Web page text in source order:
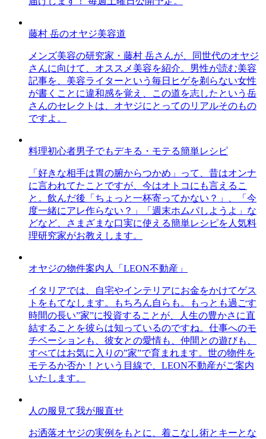
藤村 岳のオヤジ美容道
メンズ美容の研究家・藤村 岳さんが、同世代のオヤジ
さんに向けて、オススメ美容を紹介。男性が読む美容
記事を、美容ライターという毎日ヒゲを剃らない女性
が書くことに違和感を覚え、この道を志したという岳
さんのセレクトは、オヤジにとってのリアルそのもの
ですよ。
料理初心者男子でもデキる・モテる簡単レシピ
「好きな相手は胃の腑からつかめ」って、昔はオンナ
に言われてたことですが、今はオトコにも言えるこ
と。飲んだ後「ちょっと一杯寄ってかない？」、「今
度一緒にアレ作らない？」「週末ホムパしようよ」な
どなど、さまざまな口実に使える簡単レシピを人気料
理研究家がお教えします。
オヤジの物件案内人「LEON不動産」
イタリアでは、自宅やインテリアにお金をかけてゲス
トをもてなします。もちろん自らも。もっとも過ごす
時間の長い”家”に投資することが、人生の豊かさに直
結することを彼らは知っているのですね。仕事へのモ
チベーションも、彼女との愛情も、仲間との遊びも、
すべてはお気に入りの”家”で育まれます。世の物件を
モテるか否か！という目線で、LEON不動産がご案内
いたします。
人の服見て我が服直せ
お洒落オヤジの実例をもとに、着こなし術とキーとな